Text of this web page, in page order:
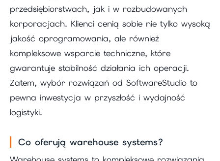
przedsiębiorstwach, jak i w rozbudowanych
korporacjach. Klienci cenią sobie nie tylko wysoką
jakość oprogramowania, ale również
kompleksowe wsparcie techniczne, które
gwarantuje stabilność działania ich operacji.
Zatem, wybór rozwiązań od SoftwareStudio to
pewna inwestycja w przyszłość i wydajność
logistyki.
Co oferują warehouse systems?